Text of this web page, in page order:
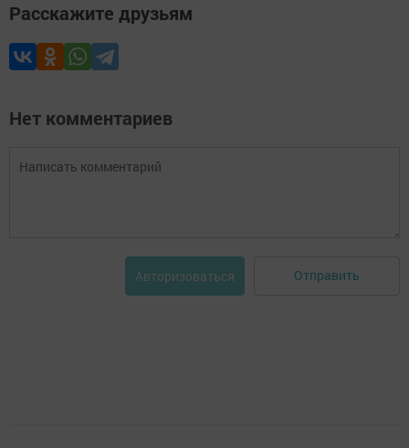
Расскажите друзьям
Нет комментариев
Авторизоваться Отправить